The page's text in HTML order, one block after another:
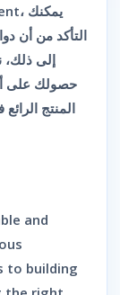
، يمكنك
التأكد من أن
إلى ذلك،
حصولك على
المنتج
and
to building